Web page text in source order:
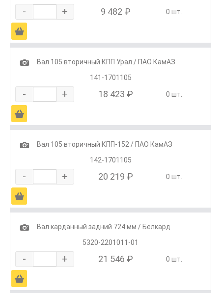
- + 9 482 ₽ 0 шт.
Ä
1
Вал 105 вторичный КПП Урал / ПАО КамАЗ
141-1701105
- + 18 423 ₽ 0 шт.
Ä
1
Вал 105 вторичный КПП-152 / ПАО КамАЗ
142-1701105
- + 20 219 ₽ 0 шт.
Ä
1
Вал карданный задний 724 мм / Белкард
5320-2201011-01
- + 21 546 ₽ 0 шт.
Ä